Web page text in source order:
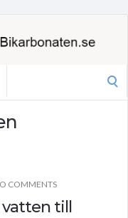
COMMENTS
till